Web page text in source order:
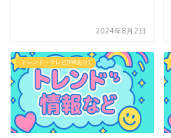
2024年8月2日
トレンド・テレビ(PRあり)